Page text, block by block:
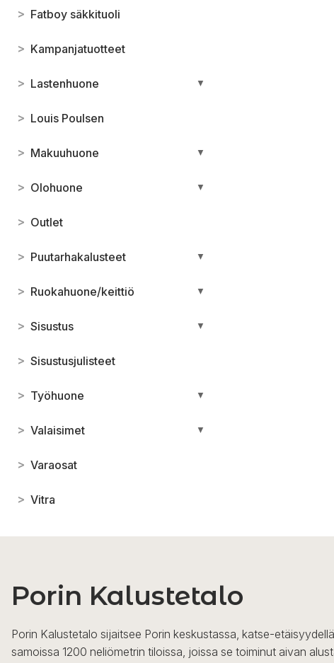
> Fatboy säkkituoli
> Kampanjatuotteet
> Lastenhuone ▼
> Louis Poulsen
> Makuuhuone ▼
> Olohuone ▼
> Outlet
> Puutarhakalusteet ▼
> Ruokahuone/keittiö ▼
> Sisustus ▼
> Sisustusjulisteet
> Työhuone ▼
> Valaisimet ▼
> Varaosat
> Vitra
Porin Kalustetalo
Porin Kalustetalo sijaitsee Porin keskustassa, katse-
samoissa 1200 neliömetrin tiloissa, joissa se toiminut aivan